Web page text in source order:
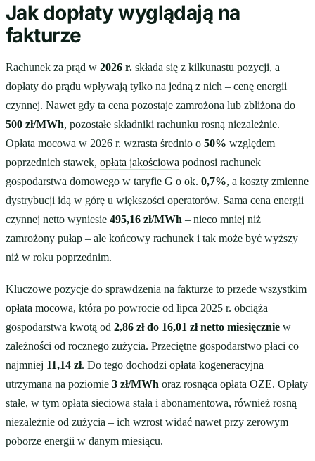
Jak dopłaty wyglądają na
fakturze
Rachunek za prąd w 2026 r. składa się z kilkunastu pozycji, a
dopłaty do prądu wpływają tylko na jedną z nich – cenę energii
czynnej. Nawet gdy ta cena pozostaje zamrożona lub zbliżona do
500 zł/MWh, pozostałe składniki rachunku rosną niezależnie.
Opłata mocowa w 2026 r. wzrasta średnio o 50% względem
poprzednich stawek, opłata jakościowa podnosi rachunek
gospodarstwa domowego w taryfie G o ok. 0,7%, a koszty zmienne
dystrybucji idą w górę u większości operatorów. Sama cena energii
czynnej netto wyniesie 495,16 zł/MWh – nieco mniej niż
zamrożony pułap – ale końcowy rachunek i tak może być wyższy
niż w roku poprzednim.
Kluczowe pozycje do sprawdzenia na fakturze to przede wszystkim
opłata mocowa, która po powrocie od lipca 2025 r. obciąża
gospodarstwa kwotą od 2,86 zł do 16,01 zł netto miesięcznie w
zależności od rocznego zużycia. Przeciętne gospodarstwo płaci co
najmniej 11,14 zł. Do tego dochodzi opłata kogeneracyjna
utrzymana na poziomie 3 zł/MWh oraz rosnąca opłata OZE. Opłaty
stałe, w tym opłata sieciowa stała i abonamentowa, również rosną
niezależnie od zużycia – ich wzrost widać nawet przy zerowym
poborze energii w danym miesiącu.